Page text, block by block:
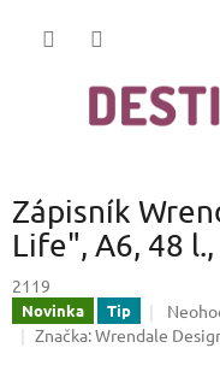
Zápisník
Life", A6, 48
2119
Novinka Tip
Značka:Wrendale